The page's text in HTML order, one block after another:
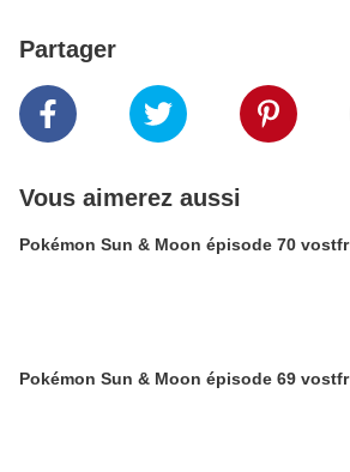
Partager
Vous aimerez aussi
Pokémon Sun & Moon épisode 70 vostfr
Pokémon Sun & Moon épisode 69 vostfr